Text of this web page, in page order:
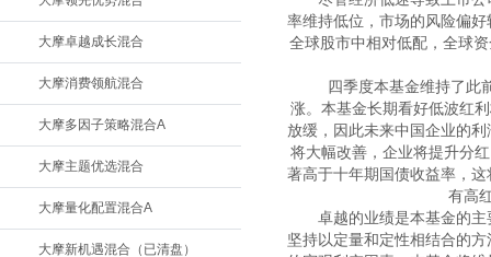
大摩卓越成长混合
大摩消费领航混合
大摩多因子策略混合A
大摩主题优选混合
大摩量化配置混合A
大摩新机遇混合（已清盘）
率维持低位，市场的风险偏
全球股市中相对低配，全球
四季度本基金维持了此前
涨。本基金长期看好低波红
放缓，因此未来中国企业的
将大幅改善，企业将提升分
著高于十年期国债收益率，
有高
卓越的业绩是本基金的主
坚持以定量和定性相结合的